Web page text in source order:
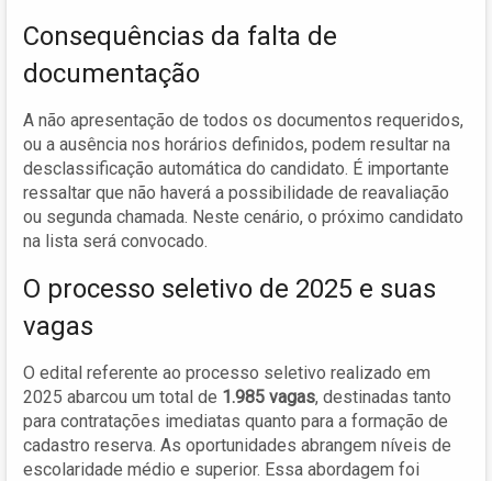
Consequências da falta de
documentação
A não apresentação de todos os documentos requeridos,
ou a ausência nos horários definidos, podem resultar na
desclassificação automática do candidato. É importante
ressaltar que não haverá a possibilidade de reavaliação
ou segunda chamada. Neste cenário, o próximo candidato
na lista será convocado.
O processo seletivo de 2025 e suas
vagas
O edital referente ao processo seletivo realizado em
2025 abarcou um total de 1.985 vagas, destinadas tanto
para contratações imediatas quanto para a formação de
cadastro reserva. As oportunidades abrangem níveis de
escolaridade médio e superior. Essa abordagem foi